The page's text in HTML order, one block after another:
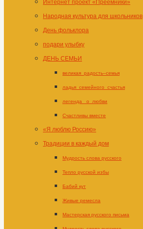
Интернет проект «Преемники»
Народная культура для школьников
День фольклора
подари улыбку
ДЕНЬ СЕМЬИ
великая_радость–семья
ладья_семейного_счастья
легенда _о_любви
Счастливы вместе
«Я люблю Россию»
Традиции в каждый дом
Мудрость слова русского
Тепло русской избы
Бабий кут
Живые ремесла
Мастерская русского письма